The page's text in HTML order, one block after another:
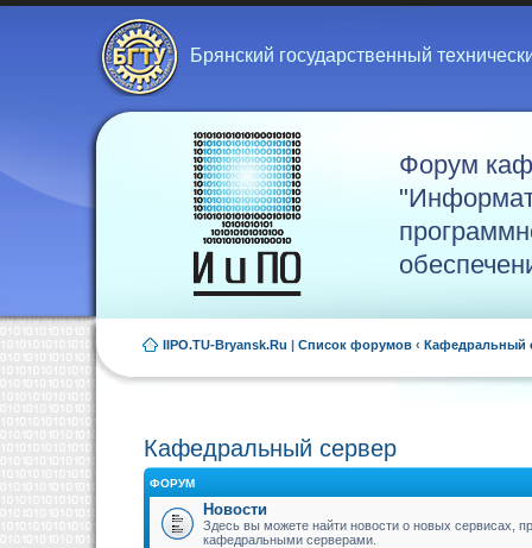
Брянский государственный
Форум
IIPO.TU-Bryansk.Ru | Список форумов ‹ Кафедральный
Кафедральный сервер
ФОРУМ
Новости
Здесь вы можете найти новости о новых сервисах,
кафедральными серверами.